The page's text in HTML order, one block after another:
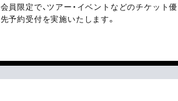
会員限定で、ツアー・イベントなどのチケット優
先予約受付を実施いたします。